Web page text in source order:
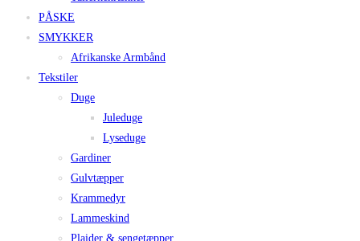
PÅSKE
SMYKKER
Afrikanske Armbånd
Tekstiler
Duge
Juleduge
Lyseduge
Gardiner
Gulvtæpper
Krammedyr
Lammeskind
Plaider & sengetæpper